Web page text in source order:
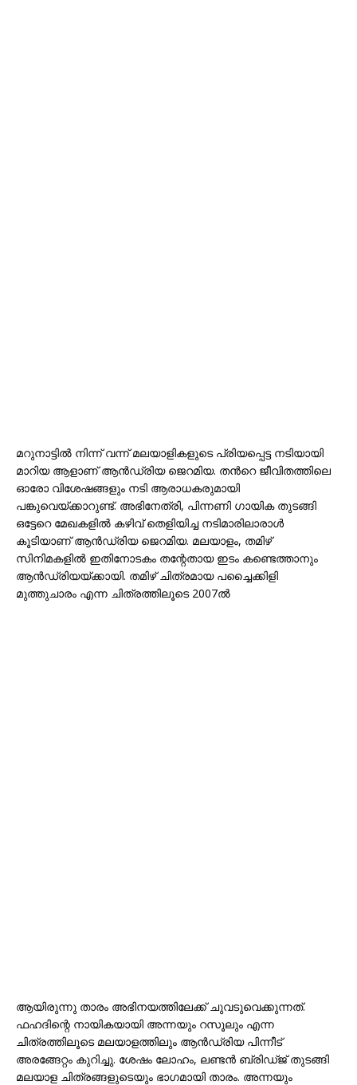
മറുനാട്ടില്‍ നിന്ന് വന്ന് മലയാളികളുടെ പ്രിയപ്പെട്ട നടിയായി
മാറിയ ആളാണ്‌ ആന്‍ഡ്രിയ ജെറമിയ. തന്‍റെ ജീവിതത്തിലെ
ഓരോ വിശേഷങ്ങളും നടി ആരാധകരുമായി
പങ്കുവെയ്ക്കാറുണ്ട്. അഭിനേത്രി, പിന്നണി ഗായിക തുടങ്ങി
ഒട്ടേറെ മേഖകളിൽ കഴിവ് തെളിയിച്ച നടിമാരിലാരാൾ
കൂടിയാണ് ആൻഡ്രിയ ജെറമിയ. മലയാളം, തമിഴ്
സിനിമകളിൽ ഇതിനോടകം തന്റേതായ ഇടം കണ്ടെത്താനും
ആൻഡ്രിയയ്ക്കായി. തമിഴ് ചിത്രമായ പച്ചൈക്കിളി
മുത്തുചാരം എന്ന ചിത്രത്തിലൂടെ 2007ൽ
ആയിരുന്നു താരം അഭിനയത്തിലേക്ക് ചുവടുവെക്കുന്നത്.
ഫഹദിന്റെ നായികയായി അന്നയും റസൂലും എന്ന
ചിത്രത്തിലൂടെ മലയാളത്തിലും ആൻഡ്രിയ പിന്നീട്
അരങ്ങേറ്റം കുറിച്ചു. ശേഷം ലോഹം, ലണ്ടൻ ബ്രിഡ്ജ് തുടങ്ങി
മലയാള ചിത്രങ്ങളുടെയും ഭാഗമായി താരം. അന്നയും